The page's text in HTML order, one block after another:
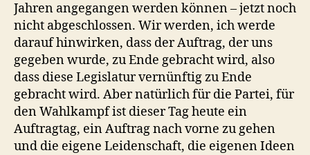
Jahren angegangen werden können – jetzt noch
nicht abgeschlossen. Wir werden, ich werde
darauf hinwirken, dass der Auftrag, der uns
gegeben wurde, zu Ende gebracht wird, also
dass diese Legislatur vernünftig zu Ende
gebracht wird. Aber natürlich für die Partei, für
den Wahlkampf ist dieser Tag heute ein
Auftragtag, ein Auftrag nach vorne zu gehen
und die eigene Leidenschaft, die eigenen Ideen